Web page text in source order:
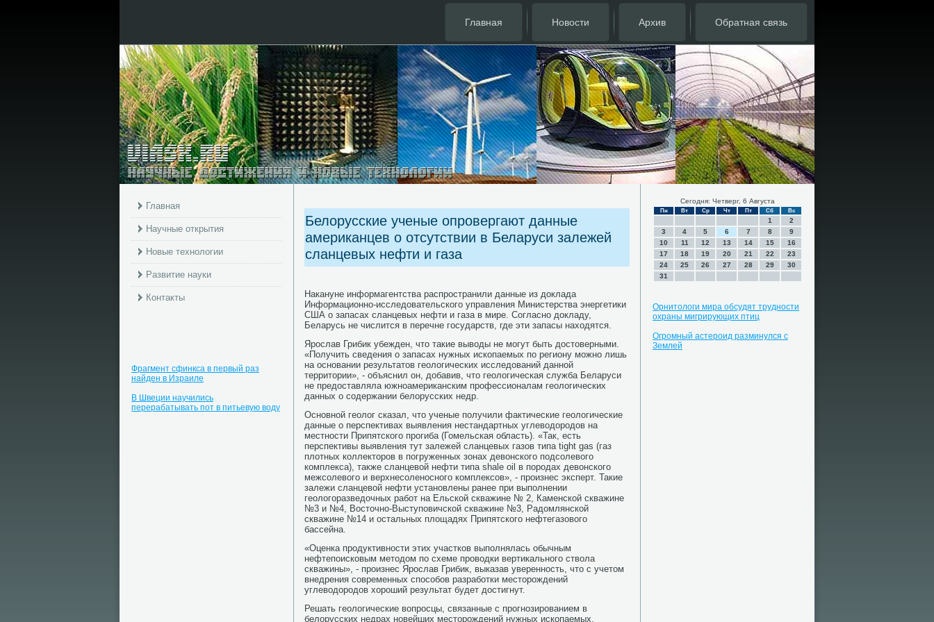
Главная Новости Архив Обратная связь
Главная
Научные открытия
Новые технологии
Развитие науки
Контакты
Фрагмент сфинкса в первый раз
найден в Израиле
В Швеции научились
перерабатывать пот в питьевую воду
Белорусские ученые опровергают данные
американцев о отсутствии в Беларуси залежей
сланцевых нефти и газа
Накануне информагентства распространили данные из доклада
Информационно-исследовательского управления Министерства энергетики
США о запасах сланцевых нефти и газа в мире. Согласно докладу,
Беларусь не числится в перечне государств, где эти запасы находятся.
Ярослав Грибик убежден, что такие выводы не могут быть достоверными.
«Получить сведения о запасах нужных ископаемых по региону можно лишь
на основании результатов геологических исследований данной
территории», - объяснил он, добавив, что геологическая служба Беларуси
не предоставляла южноамериканским профессионалам геологических
данных о содержании белорусских недр.
Основной геолог сказал, что ученые получили фактические геологические
данные о перспективах выявления нестандартных углеводородов на
местности Припятского прогиба (Гомельская область). «Так, есть
перспективы выявления тут залежей сланцевых газов типа tight gas (газ
плотных коллекторов в погруженных зонах девонского подсолевого
комплекса), также сланцевой нефти типа shale oil в породах девонского
межсолевого и верхнесоленосного комплексов», - произнес эксперт. Такие
залежи сланцевой нефти установлены ранее при выполнении
геологоразведочных работ на Ельской скважине № 2, Каменской скважине
№3 и №4, Восточно-Выступовичской скважине №3, Радомлянской
скважине №14 и остальных площадях Припятского нефтегазового
бассейна.
«Оценка продуктивности этих участков выполнялась обычным
нефтепоисковым методом по схеме проводки вертикального ствола
скважины», - произнес Ярослав Грибик, выказав уверенность, что с учетом
внедрения современных способов разработки месторождений
углеводородов хороший результат будет достигнут.
Решать геологические вопросцы, связанные с прогнозированием в
белорусских недрах новейших месторождений нужных ископаемых,
Сегодня: Четверг, 6 Августа
Пн Вт Ср Чт Пт Сб Вс
1
2
3
4 5 6 7 8
9
10
11 12 13 14 15
16
17
18 19 20 21 22
23
24
25 26 27 28 29
30
31
Орнитологи мира обсудят трудности
охраны мигрирующих птиц
Огромный астероид разминулся с
Землей